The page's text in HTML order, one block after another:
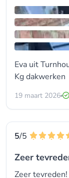
Eva uit
Kg dakwerken
19 maart 2026
5/5
Zeer
Zeer